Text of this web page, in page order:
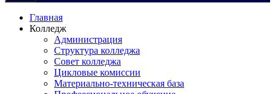
Главная
Колледж
Администрация
Структура колледжа
Совет колледжа
Цикловые комиссии
Материально-техническая база